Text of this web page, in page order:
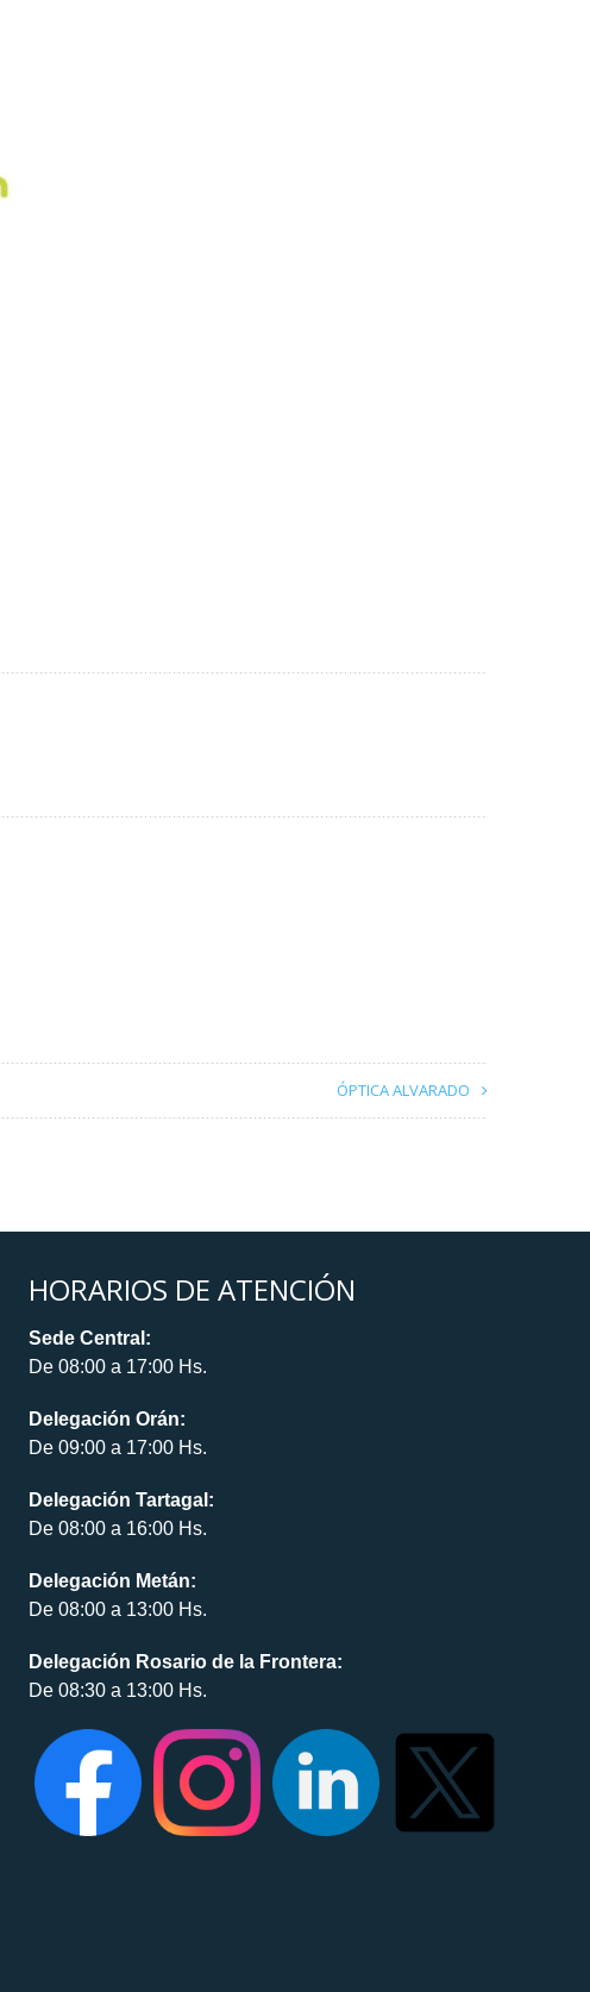
ÓPTICA ALVARADO
HORARIOS DE ATENCIÓN
Sede Central:
De 08:00 a 17:00 Hs.
Delegación Orán:
De 09:00 a 17:00 Hs.
Delegación Tartagal:
De 08:00 a 16:00 Hs.
Delegación Metán:
De 08:00 a 13:00 Hs.
Delegación Rosario de la Frontera:
De 08:30 a 13:00 Hs.